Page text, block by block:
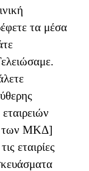
τα μέσα
των ΜΚΔ]
εταιρίες